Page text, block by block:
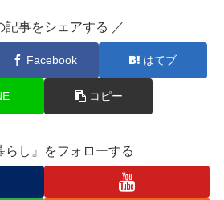
記事をシェアする ／
Facebook はてブ
コピー
らし』をフォローする